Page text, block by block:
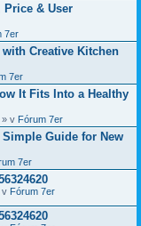
Price & User
7er
Creative Kitchen
7er
It Fits Into a Healthy
» v Fórum 7er
Guide for New
7er
v Fórum 7er